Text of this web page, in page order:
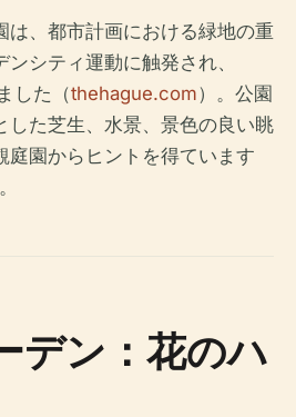
は、都市計画における緑地の重
シティ運動に触発され、
した（thehague.com）。公園
した芝生、水景、景色の良い眺
庭園からヒントを得ています
デン：花のハ